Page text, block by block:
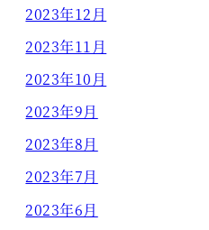
2023年12月
2023年11月
2023年10月
2023年9月
2023年8月
2023年7月
2023年6月